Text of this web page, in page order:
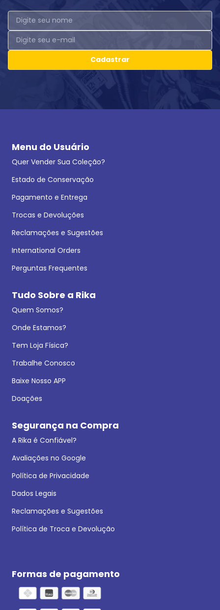
Cadastrar
Menu do Usuário
Quer Vender Sua Coleção?
Estado de Conservação
Pagamento e Entrega
Trocas e Devoluções
Reclamações e Sugestões
International Orders
Perguntas Frequentes
Tudo Sobre a Rika
Quem Somos?
Onde Estamos?
Tem Loja Física?
Trabalhe Conosco
Baixe Nosso APP
Doações
Segurança na Compra
A Rika é Confiável?
Avaliações no Google
Política de Privacidade
Dados Legais
Reclamações e Sugestões
Política de Troca e Devolução
Formas de pagamento